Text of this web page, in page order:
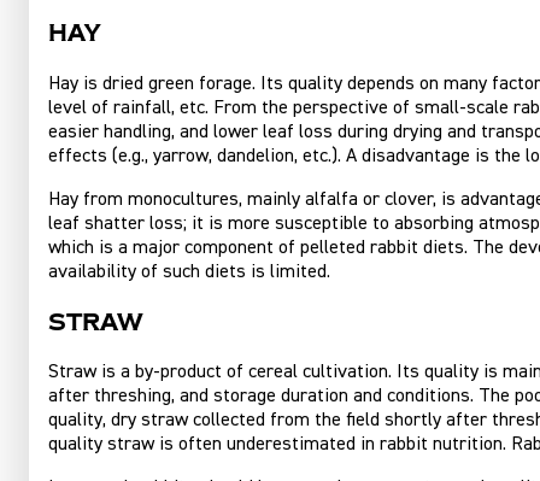
Hay
Hay is dried green forage. Its quality depends on many
level of rainfall, etc. From the perspective of small-scale
easier handling, and lower leaf loss during drying and
effects (e.g., yarrow, dandelion, etc.). A disadvantage is the
Hay from monocultures, mainly alfalfa or clover, is
leaf shatter loss; it is more susceptible to absorbing
which is a major component of pelleted rabbit diets. The
availability of such diets is limited.
Straw
Straw is a by-product of cereal cultivation. Its quality is
after threshing, and storage duration and conditions. The
quality, dry straw collected from the field shortly after
quality straw is often underestimated in rabbit nutrition.